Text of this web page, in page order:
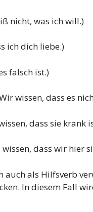
nicht, was ich will.)
ich dich liebe.)
falsch ist.)
wissen, dass es
dass sie krank
dass wir hier
auch als Hilfsverb
In diesem Fall